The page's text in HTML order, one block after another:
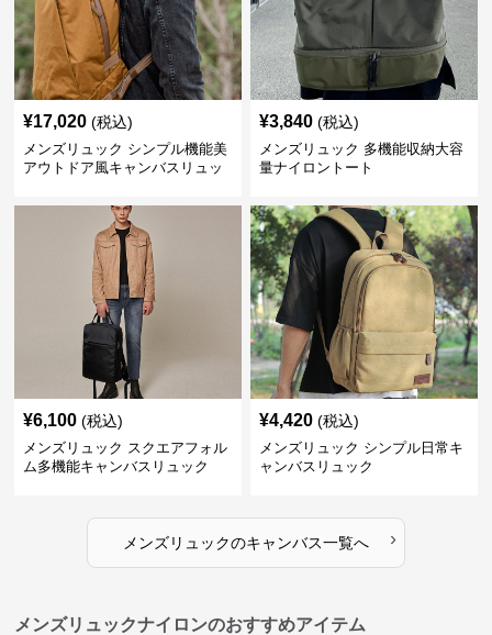
¥17,020 (税込)
メンズリュック シンプル機能美
アウトドア風キャンバスリュッ
¥3,840 (税込)
メンズリュック 多機能収納大容
量ナイロントート
¥6,100 (税込)
メンズリュック スクエアフォル
ム多機能キャンバスリュック
¥4,420 (税込)
メンズリュック シンプル日常キ
ャンバスリュック
メンズリュックのキャンバス一覧へ ›
メンズリュックナイロンのおすすめアイテム